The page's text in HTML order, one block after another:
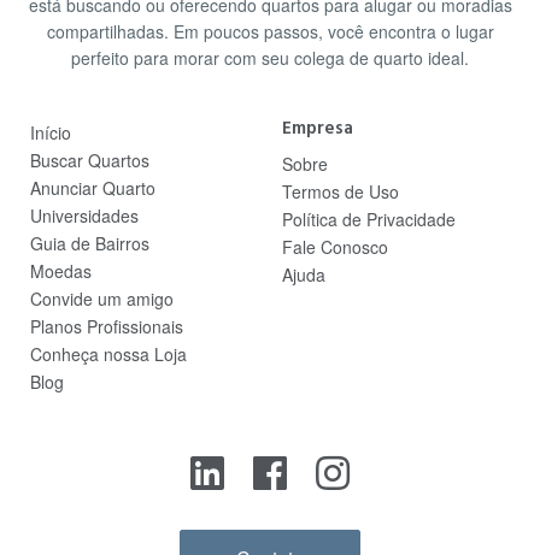
está buscando ou oferecendo quartos para alugar ou moradias
compartilhadas. Em poucos passos, você encontra o lugar
perfeito para morar com seu colega de quarto ideal.
Início
Buscar Quartos
Anunciar Quarto
Universidades
Guia de Bairros
Moedas
Convide um amigo
Planos Profissionais
Conheça nossa Loja
Blog
Empresa
Sobre
Termos de Uso
Política de Privacidade
Fale Conosco
Ajuda